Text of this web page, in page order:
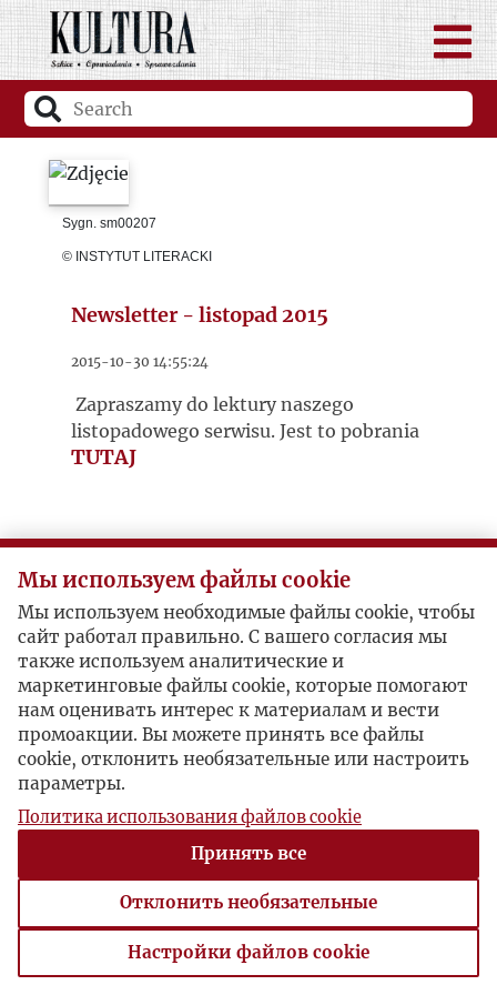
Sygn. sm00207
© INSTYTUT LITERACKI
Newsletter - listopad 2015
2015-10-30 14:55:24
Zapraszamy do lektury naszego
listopadowego serwisu. Jest to pobrania
TUTAJ
Мы используем файлы cookie
Мы используем необходимые файлы cookie, чтобы
сайт работал правильно. С вашего согласия мы
также используем аналитические и
маркетинговые файлы cookie, которые помогают
нам оценивать интерес к материалам и вести
промоакции. Вы можете принять все файлы
cookie, отклонить необязательные или настроить
параметры.
Политика использования файлов cookie
Принять все
Отклонить необязательные
Настройки файлов cookie
Настройки файлов cookie